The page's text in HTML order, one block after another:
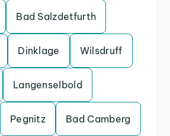
Bad Salzdetfurth
Dinklage Wilsdruff
Langenselbold
Pegnitz Bad Camberg